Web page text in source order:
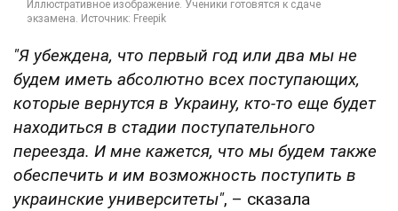
"Я убеждена, что первый год или два мы не
будем иметь абсолютно всех поступающих,
которые вернутся в Украину, кто-то еще будет
находиться в стадии поступательного
переезда. И мне кажется, что мы будем также
обеспечить и им возможность поступить в
украинские университеты", – сказала